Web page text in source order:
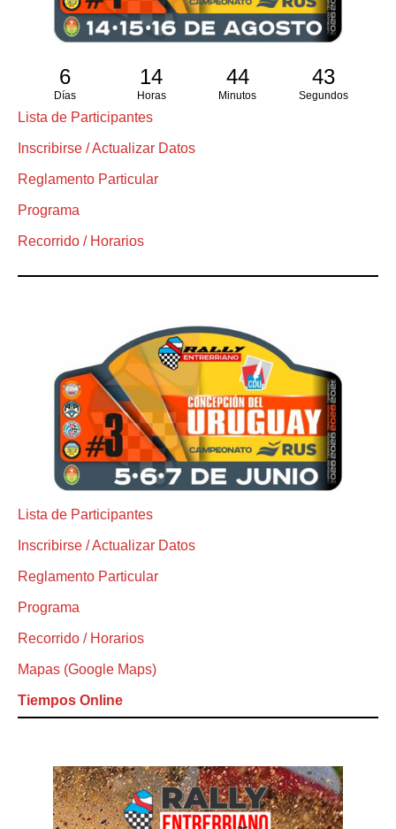
6
Días
14
Horas
44
Minutos
42
Segundos
Lista de Participantes
Inscribirse / Actualizar Datos
Reglamento Particular
Programa
Recorrido / Horarios
Lista de Participantes
Inscribirse / Actualizar Datos
Reglamento Particular
Programa
Recorrido / Horarios
Mapas (Google Maps)
Tiempos Online